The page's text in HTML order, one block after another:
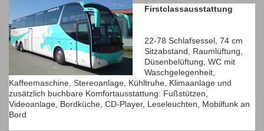
Firstclassausstattung
22-78 Schlafsessel, 74 cm
Sitzabstand, Raumlüftung,
Düsenbelüftung, WC mit
Waschgelegenheit,
Kaffeemaschine, Stereoanlage, Kühltruhe, Klimaanlage und
zusätzlich buchbare Komfortausstattung: Fußstützen,
Videoanlage, Bordküche, CD-Player, Leseleuchten, Mobilfunk an
Bord